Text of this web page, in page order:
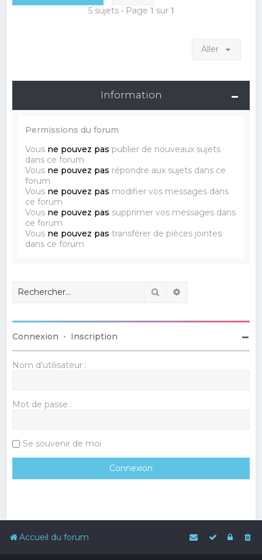
5 sujets • Page 1 sur 1
Aller
Information
Permissions du forum
Vous ne pouvez pas publier de nouveaux sujets
dans ce forum
Vous ne pouvez pas répondre aux sujets dans ce
forum
Vous ne pouvez pas modifier vos messages dans
ce forum
Vous ne pouvez pas supprimer vos messages dans
ce forum
Vous ne pouvez pas transférer de pièces jointes
dans ce forum
Rechercher
Connexion • Inscription
Nom d’utilisateur :
Mot de passe :
Se souvenir de moi
Accueil du forum